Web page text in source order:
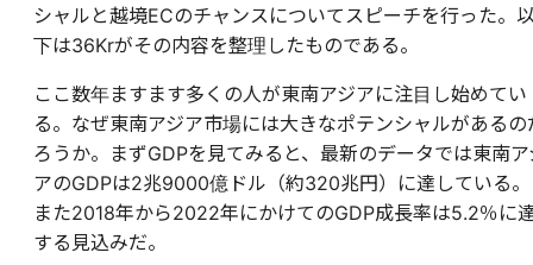
シャルと越境ECのチャンスについてスピーチを行った。
下は36Krがその内容を整理したものである。
ここ数年ますます多くの人が東南アジアに注目し始めてい
る。なぜ東南アジア市場には大きなポテンシャルがあるの
ろうか。まずGDPを見てみると、最新のデータでは東南ア
アのGDPは2兆9000億ドル（約320兆円）に達している。
また2018年から2022年にかけてのGDP成長率は5.2％に
する見込みだ。